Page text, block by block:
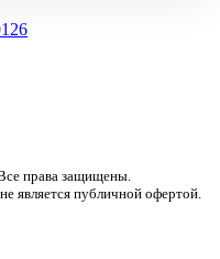
права защищены.
является публичной офертой.